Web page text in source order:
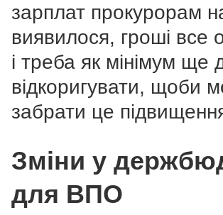
зарплат прокурорам
виявилося, гроші все
і треба як мінімум ще
відкоригувати, щоби
забрати це
Зміни у
для ВПО